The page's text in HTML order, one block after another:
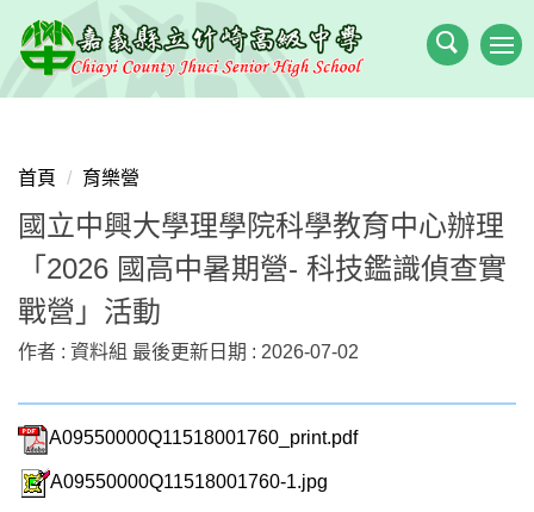
到
主
要
區
首頁 育樂營
國立中興大學理學院科學教育中心辦理
「2026 國高中暑期營- 科技鑑識偵查實
戰營」活動
作者 : 資料組 最後更新日期 : 2026-07-02
A09550000Q11518001760_print.pdf
A09550000Q11518001760-1.jpg